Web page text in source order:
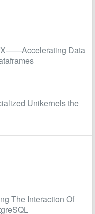
Data
Unikernels the
The Interaction Of